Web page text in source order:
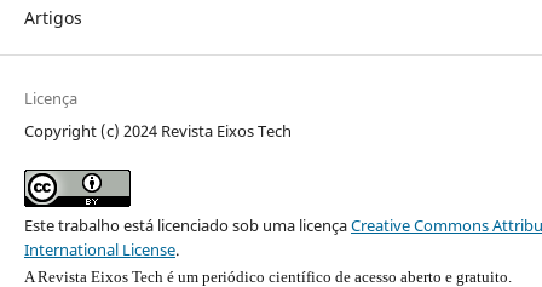
Artigos
Licença
Copyright (c) 2024 Revista Eixos Tech
Este trabalho está licenciado sob uma licençaCreative Commons
International License.
A Revista Eixos Tech é um periódico científico de acesso aberto e gratuito.